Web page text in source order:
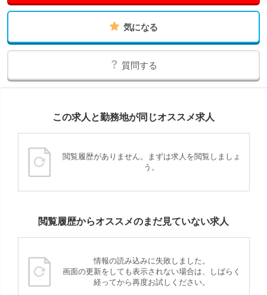
気になる
質問する
この求人と勤務地が同じオススメ求人
閲覧履歴がありません。まずは求人を閲覧しましょ
う。
閲覧履歴からオススメのまだ見ていない求人
情報の読み込みに失敗しました。
画面の更新をしても表示されない場合は、しばらく
経ってから再度お試しください。